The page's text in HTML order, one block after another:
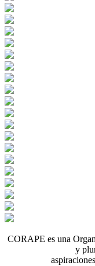
CORAPE es una
y